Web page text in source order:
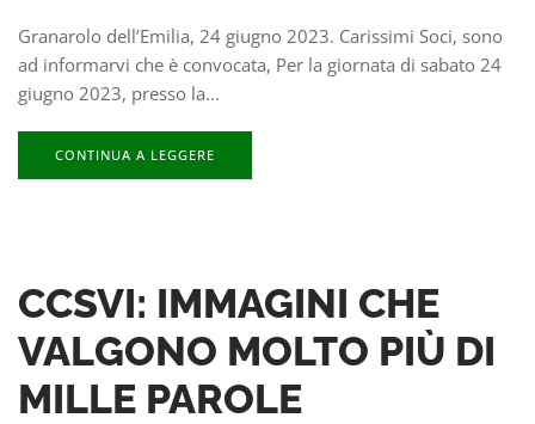
Granarolo dell’Emilia, 24 giugno 2023. Carissimi Soci, sono
ad informarvi che è convocata, Per la giornata di sabato 24
giugno 2023, presso la...
CONTINUA A LEGGERE
CCSVI: IMMAGINI CHE
VALGONO MOLTO PIÙ DI
MILLE PAROLE